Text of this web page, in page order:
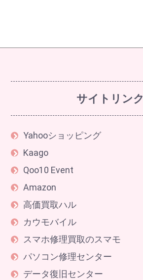
サイトリンク
Yahooショッピング
Kaago
Qoo10 Event
Amazon
高価買取ハル
カウモバイル
スマホ修理買取のスマモ
パソコン修理センター
データ復旧センター